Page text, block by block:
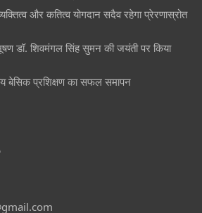
और कतित्व योगदान सदैव रहेगा प्रेरणास्रोत
डॉ. शिवमंगल सिंह सुमन की जयंती पर किया
बेसिक प्रशिक्षण का सफल समापन